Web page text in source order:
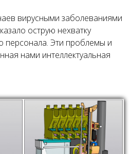
вирусными заболеваниями
острую нехватку
персонала. Эти проблемы и
нами интеллектуальная